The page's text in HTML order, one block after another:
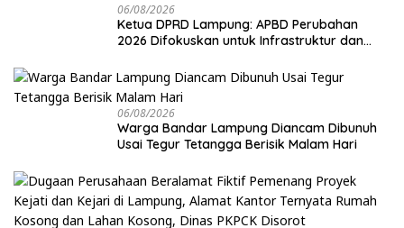
06/08/2026
Ketua DPRD Lampung: APBD Perubahan
2026 Difokuskan untuk Infrastruktur dan
06/08/2026
Warga Bandar Lampung Diancam Dibunuh
Usai Tegur Tetangga Berisik Malam Hari